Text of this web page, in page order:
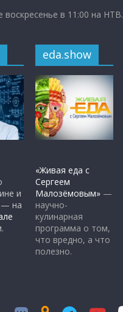
воскресенье в 11:00 на НТВ.
и
— на
eda.show
«Живая еда с
Сергеем
Малозёмовым» —
научно-
кулинарная
программа о том,
что вредно, а что
полезно.